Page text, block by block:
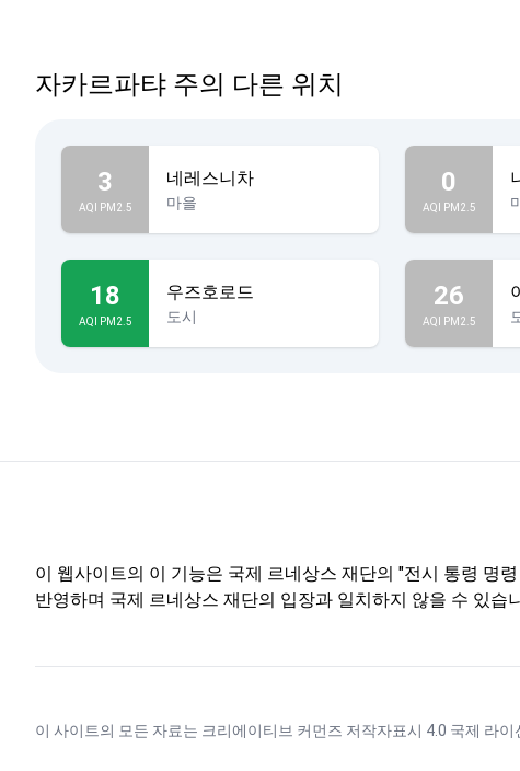
자카르파탸 주의 다른 위치
3
AQI PM2.5
네레스니차
마을
0
AQI PM2.5
18
AQI PM2.5
우즈호로드
도시
26
AQI PM2.5
이 웹사이트의 이 기능은 국제 르네상스 재단의 "전시 통령 명
반영하며 국제 르네상스 재단의 입장과 일치하지 않을 수 있습
이 사이트의 모든 자료는 크리에이티브 커먼즈 저작자표시 4.0 국제 라이